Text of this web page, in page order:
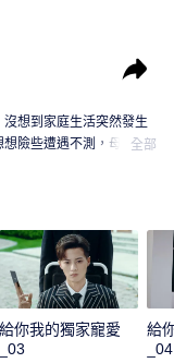
想到家庭生活突然發生
想險些遭遇不測，母親葉
司寒收穫了甜蜜的愛
全部
給你我的獨家寵愛
_03
給
_04